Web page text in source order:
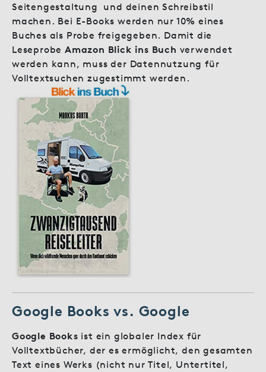
Seitengestaltung und deinen Schreibstil
machen. Bei E-Books werden nur 10% eines
Buches als Probe freigegeben. Damit die
LeseprobeAmazon Blick ins Buch verwendet
werden kann, muss der Datennutzung für
Volltextsuchen zugestimmt werden.
Google Books vs. Google
Google Books ist ein globaler Index für
Volltextbücher, der es ermöglicht, den gesamten
Text eines Werks (nicht nur Titel, Untertitel,